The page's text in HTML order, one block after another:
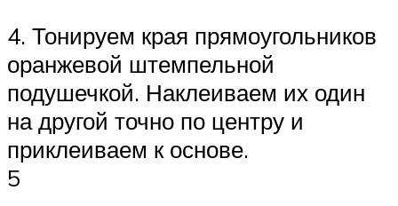
4. Тонируем края прямоугольников
оранжевой штемпельной
подушечкой. Наклеиваем их один
на другой точно по центру и
приклеиваем к основе.
5